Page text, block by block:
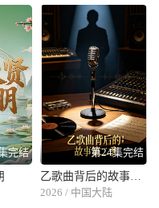
的胆量和妇熟的技术在赛道上
中夺魁的出色纪录，他的第一
年4月22日，在葡萄牙大奖赛
来就已颇具危险的比赛变得更
手普罗斯特的车原地打转熄火
。然而，勇敢的塞纳却沉着地
30秒的绝对优势取得冠军。这
由此，塞纳也以“雨中塞纳”而
的辉煌时期，他每站比赛排
；他三次夺得了世界一级方程
夺塞纳，他成为年薪最高的车
完结
第24集完结
2026 / 中国大陆